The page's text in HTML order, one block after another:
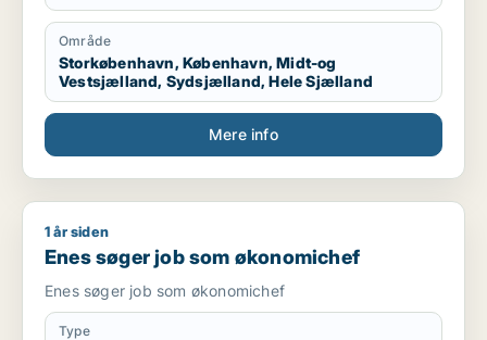
Område
Storkøbenhavn, København, Midt-og
Vestsjælland, Sydsjælland, Hele Sjælland
Mere info
Enes søger job som økonomichef
1 år siden
Enes søger job som økonomichef
Enes søger job som økonomichef
Type